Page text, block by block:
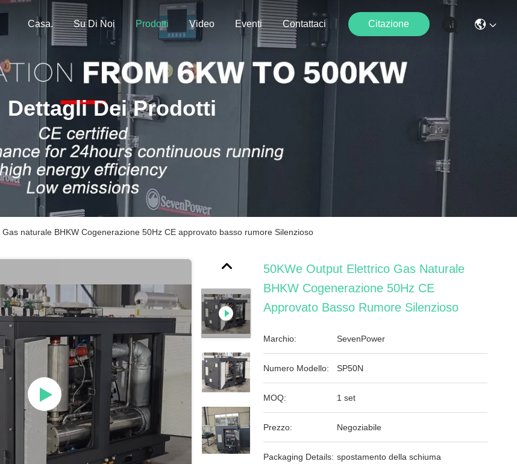
Casa. Su Di Noi Prodotti Video Eventi Contattaci Citazione
Dettagli Dei Prodotti
naturale BHKW Cogenerazione 50Hz CE approvato basso rumore Silenzioso
50KWe Output Elettrico Gas Naturale
BHKW Cogenerazione 50Hz CE
Approvato Basso Rumore Silenzioso
Marchio: SevenPower
Numero Modello: SP50N
MOQ: 1 set
Prezzo: Negoziabile
Packaging Details: spostamento della schiuma